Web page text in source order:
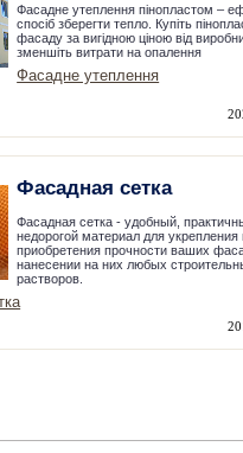
Фасадне утеплення пінопластом –
спосіб зберегти тепло. Купіть
фасаду за вигідною ціною від
зменшіть витрати на опалення
Фасадне утеплення
Фасадная сетка
Фасадная сетка - удобный,
недорогой материал для укрепления
приобретения прочности ваших
нанесении на них любых
растворов.